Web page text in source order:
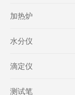
加热炉
水分仪
滴定仪
测试笔